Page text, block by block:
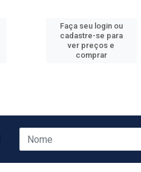
Faça seu login ou
cadastre-se para
ver preços e
comprar